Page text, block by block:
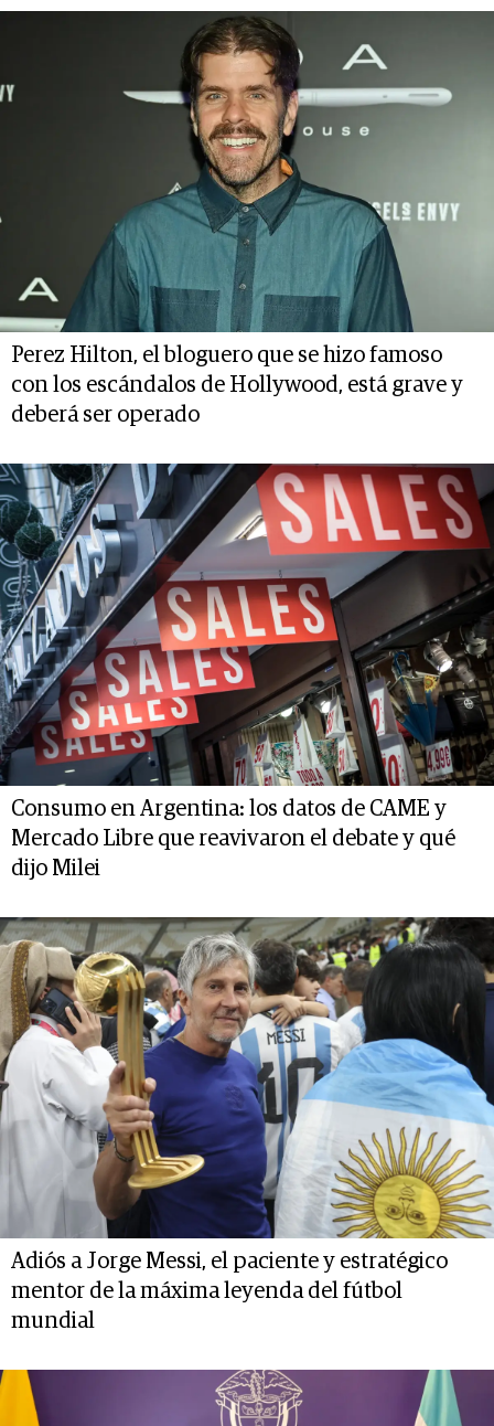
Perez Hilton, el bloguero que se hizo famoso
con los escándalos de Hollywood, está grave y
deberá ser operado
Consumo en Argentina: los datos de CAME y
Mercado Libre que reavivaron el debate y qué
dijo Milei
Adiós a Jorge Messi, el paciente y estratégico
mentor de la máxima leyenda del fútbol
mundial